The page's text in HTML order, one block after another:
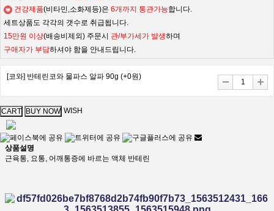
건강제품(비타민,소화제등)은 6개까지 통관가능합니다.
세트상품도 각각의 갯수로 취급됩니다.
15만원 이상(배송비제외) 주문시 관/부가세가 발생하며
구매자가 부담하셔야 함을 안내드립니다.
[코와] 반테린코와 물파스 알파 90g (+0원)
WISH
상품설명
근육통, 요통, 어깨통증에 바르는 액체 반테린